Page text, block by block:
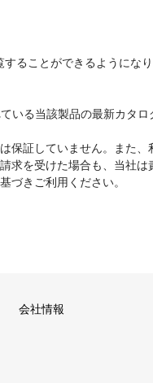
ることができるようになり
る当該製品の最新カタロ
保証していません。また
を受けた場合も、当社は
づきご利用ください。
会社情報